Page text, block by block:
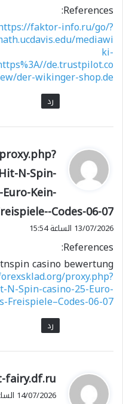
References:
faktor-info.ru/go/?
mediawi
ki-
de.trustpilot.co
der-wikinger-shop.de
رد
ي
و
ل
N-Spin-
Kein-
Codes-06-07
13/07/2026 الساعة 15:54
References:
casino bewertung
proxy.php?
Spin-casino-25-Euro-
Freispiele–Codes-06-07
رد
ي
ق
fairy.df.ru
14/07/2026 الساعة 14:58